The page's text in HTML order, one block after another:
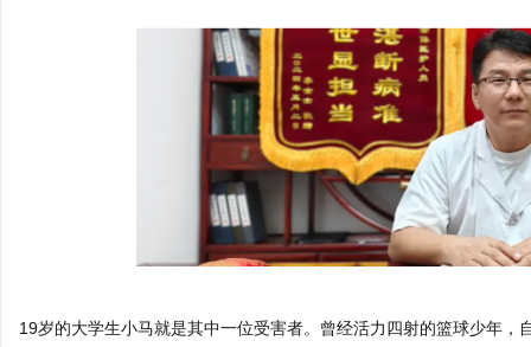
19岁的大学生小马就是其中一位受害者。曾经活力四射的篮球少年，